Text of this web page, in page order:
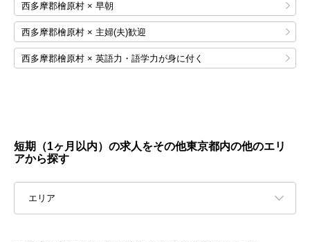
西多摩郡檜原村 × 早朝
西多摩郡檜原村 × 主婦(夫)歓迎
西多摩郡檜原村 × 英語力・語学力が身に付く
短期（1ヶ月以内）の求人をその他東京都内の他のエリ
アから探す
エリア